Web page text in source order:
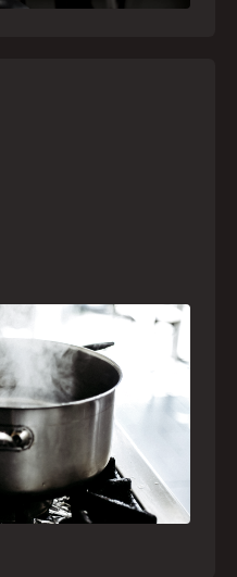
para se
de queimaduras
práticas perigosas
ser comuns. Saiba
agir em caso de